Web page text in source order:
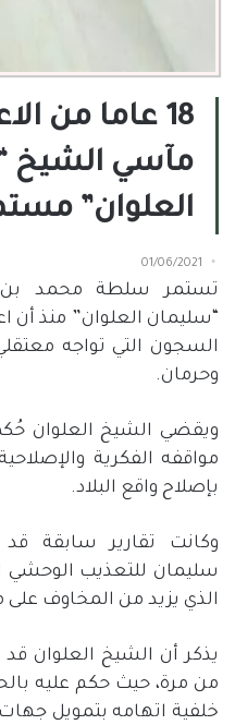
18 عاما من
مآسي الشيخ
العلوان”
01/06/2021
تستمر سلطة محمد بن
سليمان العلوان” منذ أن
السجون التي تواجه
وحرمان.
ويقضي الشيخ العلوان
مواقفه الفكرية
بإصلاح واقع البلاد.
وكانت تقارير
سليمان للتعذيب الوحشي
الذي يزيد من المخاوف
يذكر أن الشيخ العلوان
من مرة، حيث حكم عليه
خلفية اتهامه بتمويل